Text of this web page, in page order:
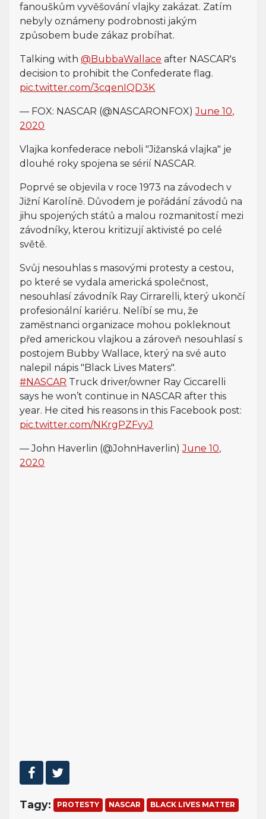
fanouškům vyvěšování vlajky zakázat. Zatím
nebyly oznámeny podrobnosti jakým
způsobem bude zákaz probíhat.
Talking with@BubbaWallace after NASCAR's
decision to prohibit the Confederate flag.
pic.twitter.com/3cqenIQD3K
— FOX: NASCAR (@NASCARONFOX)June 10,
2020
Vlajka konfederace neboli "Jižanská vlajka" je
dlouhé roky spojena se sérií NASCAR.
Poprvé se objevila v roce 1973 na závodech v
Jižní Karolíně. Důvodem je pořádání závodů na
jihu spojených států a malou rozmanitostí mezi
závodníky, kterou kritizují aktivisté po celé
světě.
Svůj nesouhlas s masovými protesty a cestou,
po které se vydala americká společnost,
nesouhlasí závodník Ray Cirrarelli, který ukončí
profesionální kariéru. Nelíbí se mu, že
zaměstnanci organizace mohou pokleknout
před americkou vlajkou a zároveň nesouhlasí s
postojem Bubby Wallace, který na své auto
nalepil nápis "Black Lives Maters".
#NASCAR Truck driver/owner Ray Ciccarelli
says he won’t continue in NASCAR after this
year. He cited his reasons in this Facebook post:
pic.twitter.com/NKrgPZFvyJ
— John Haverlin (@JohnHaverlin)June 10,
2020
Tagy: PROTESTY NASCAR BLACK LIVES MATTER